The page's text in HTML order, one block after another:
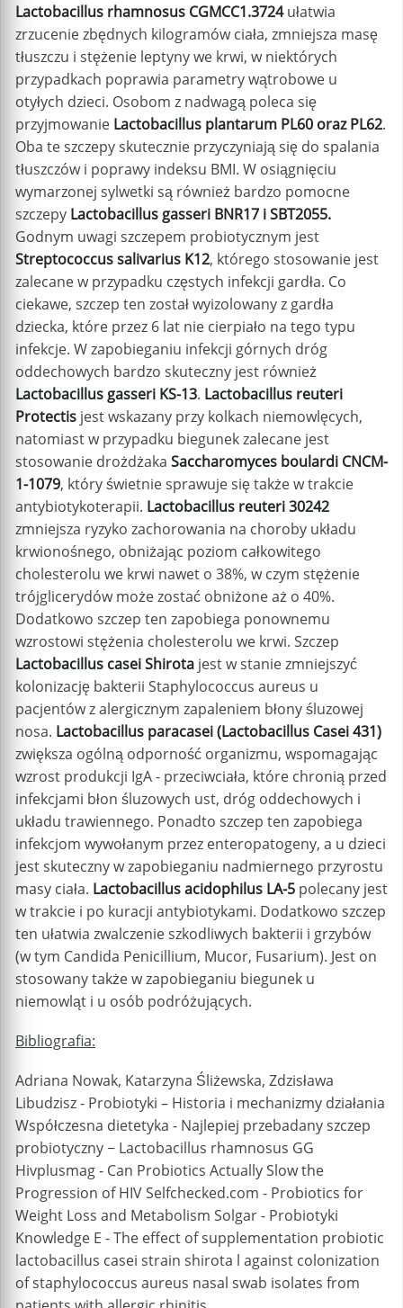
Lactobacillus rhamnosus CGMCC1.3724ułatwia
zrzucenie zbędnych kilogramów ciała, zmniejsza masę
tłuszczu i stężenie leptyny we krwi, w niektórych
przypadkach poprawia parametry wątrobowe u
otyłych dzieci. Osobom z nadwagą poleca się
przyjmowanie Lactobacillus plantarum PL60 oraz PL62.
Oba te szczepy skutecznie przyczyniają się do spalania
tłuszczów i poprawy indeksu BMI. W osiągnięciu
wymarzonej sylwetki są również bardzo pomocne
szczepy Lactobacillus gasseri BNR17 i SBT2055.
Godnym uwagi szczepem probiotycznym jest
Streptococcus salivarius K12, którego stosowanie jest
zalecane w przypadku częstych infekcji gardła. Co
ciekawe, szczep ten został wyizolowany z gardła
dziecka, które przez 6 lat nie cierpiało na tego typu
infekcje. W zapobieganiu infekcji górnych dróg
oddechowych bardzo skuteczny jest również
Lactobacillus gasseri KS-13. Lactobacillus reuteri
Protectis jest wskazany przy kolkach niemowlęcych,
natomiast w przypadku biegunek zalecane jest
stosowanie drożdżaka Saccharomyces boulardi CNCM-
1-1079, który świetnie sprawuje się także w trakcie
antybiotykoterapii. Lactobacillus reuteri 30242
zmniejsza ryzyko zachorowania na choroby układu
krwionośnego, obniżając poziom całkowitego
cholesterolu we krwi nawet o 38%, w czym stężenie
trójglicerydów może zostać obniżone aż o 40%.
Dodatkowo szczep ten zapobiega ponownemu
wzrostowi stężenia cholesterolu we krwi. Szczep
Lactobacillus casei Shirota jest w stanie zmniejszyć
kolonizację bakterii Staphylococcus aureus u
pacjentów z alergicznym zapaleniem błony śluzowej
nosa. Lactobacillus paracasei (Lactobacillus Casei 431)
zwiększa ogólną odporność organizmu, wspomagając
wzrost produkcji IgA - przeciwciała, które chronią przed
infekcjami błon śluzowych ust, dróg oddechowych i
układu trawiennego. Ponadto szczep ten zapobiega
infekcjom wywołanym przez enteropatogeny, a u dzieci
jest skuteczny w zapobieganiu nadmiernego przyrostu
masy ciała. Lactobacillus acidophilus LA-5 polecany jest
w trakcie i po kuracji antybiotykami. Dodatkowo szczep
ten ułatwia zwalczenie szkodliwych bakterii i grzybów
(w tym Candida Penicillium, Mucor, Fusarium). Jest on
stosowany także w zapobieganiu biegunek u
niemowląt i u osób podróżujących.
Bibliografia:
Adriana Nowak, Katarzyna Śliżewska, Zdzisława
Libudzisz - Probiotyki – Historia i mechanizmy działania
Współczesna dietetyka - Najlepiej przebadany szczep
probiotyczny − Lactobacillus rhamnosus GG
Hivplusmag - Can Probiotics Actually Slow the
Progression of HIV Selfchecked.com - Probiotics for
Weight Loss and Metabolism Solgar - Probiotyki
Knowledge E - The effect of supplementation probiotic
lactobacillus casei strain shirota l against colonization
of staphylococcus aureus nasal swab isolates from